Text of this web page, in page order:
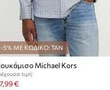
-5% ΜΕ ΚΩΔΙΚΟ: TAN
Michael Kors
τιμή:
€